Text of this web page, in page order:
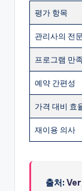
평가 항목
관리사의 전
프로그램 만
예약 간편성
가격 대비 효
재이용 의사
출처: